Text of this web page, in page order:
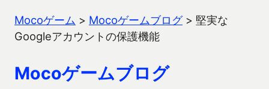
Mocoゲーム > Mocoゲームブログ> 堅実な
Googleアカウントの保護機能
Mocoゲームブログ